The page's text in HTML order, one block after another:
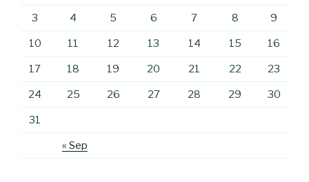
« Sep
3 4 5 6 7 8 9
10 11 12 13 14 15 16
17 18 19 20 21 22 23
24 25 26 27 28 29 30
31